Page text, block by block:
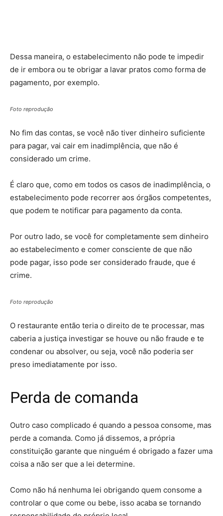
Dessa maneira, o estabelecimento não pode te impedir
de ir embora ou te obrigar a lavar pratos como forma de
pagamento, por exemplo.
Foto reprodução
No fim das contas, se você não tiver dinheiro suficiente
para pagar, vai cair em inadimplência, que não é
considerado um crime.
É claro que, como em todos os casos de inadimplência, o
estabelecimento pode recorrer aos órgãos competentes,
que podem te notificar para pagamento da conta.
Por outro lado, se você for completamente sem dinheiro
ao estabelecimento e comer consciente de que não
pode pagar, isso pode ser considerado fraude, que é
crime.
Foto reprodução
O restaurante então teria o direito de te processar, mas
caberia a justiça investigar se houve ou não fraude e te
condenar ou absolver, ou seja, você não poderia ser
preso imediatamente por isso.
Perda de comanda
Outro caso complicado é quando a pessoa consome, mas
perde a comanda. Como já dissemos, a própria
constituição garante que ninguém é obrigado a fazer uma
coisa a não ser que a lei determine.
Como não há nenhuma lei obrigando quem consome a
controlar o que come ou bebe, isso acaba se tornando